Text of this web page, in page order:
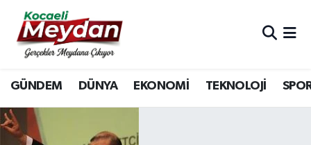
GÜNDEM DÜNYA EKONOMİ TEKNOLOJİ
Nöbetçi Eczaneler
Hava Durumu
Trafik Durumu